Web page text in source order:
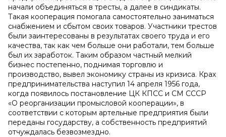
начали объединяться в тресты, а далее в синдикаты.
Такая кооперация помогала самостоятельно заниматься
снабжением и сбытом своих товаров. Участники трестов
были заинтересованы в результатах своего труда и его
качества, так как чем больше они работали, тем больше
был их заработок. Таким образом частный мелкий
бизнес постепенно, поднимая торговлю и
производство, вывел экономику страны из кризиса. Крах
предпринимательства наступил 14 апреля 1956 года,
когда появилось постановление ЦК КПСС и СМ СССР
«О реорганизации промысловой кооперации», в
соответствии с которым артельные предприятия были
переданы государству, а собственность предприятий
отчуждалась безвозмездно.